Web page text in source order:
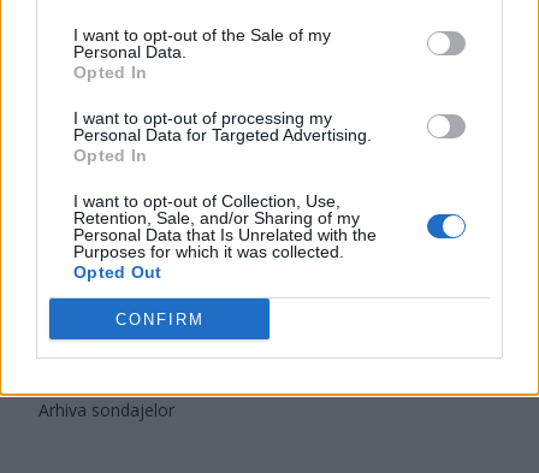
I want to opt-out of the Sale of my
Personal Data.
Opted In
I want to opt-out of processing my
Personal Data for Targeted Advertising.
Opted In
I want to opt-out of Collection, Use,
Retention, Sale, and/or Sharing of my
Personal Data that Is Unrelated with the
Purposes for which it was collected.
Opted Out
CONFIRM
PUSL (D. Voiculescu)
PNȚCD (Pavelescu)
PNCR (Terheș)
Partidul Patrioților (Surugiu)
România pe Primul Loc (Ponta)
Altul
Arată rezultatele
Arhiva sondajelor